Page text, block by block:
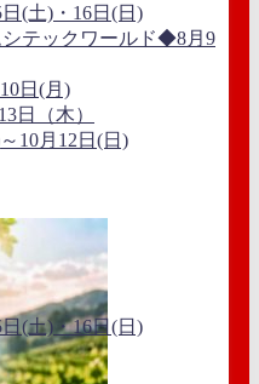
(土)・16日(日)
テックワールド◆8月9
日(月)
日（木）
10月12日(日)
(土)・16日(日)